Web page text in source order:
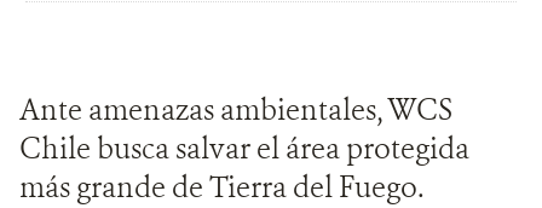
Ante amenazas ambientales, WCS
Chile busca salvar el área protegida
más grande de Tierra del Fuego.